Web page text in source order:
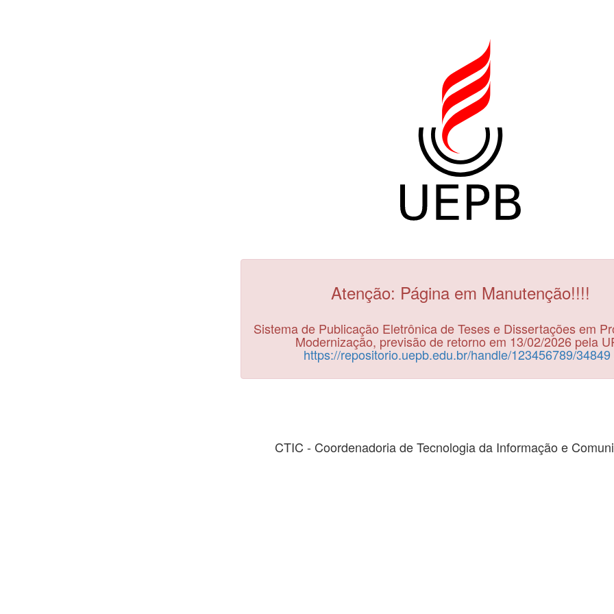
Atenção: Página em Manutenção!!!!
Sistema de Publicação Eletrônica de Teses e Dissertações em
Modernização, previsão de retorno em 13/02/2026 pela
https://repositorio.uepb.edu.br/handle/123456789/34849
CTIC - Coordenadoria de Tecnologia da Informação e